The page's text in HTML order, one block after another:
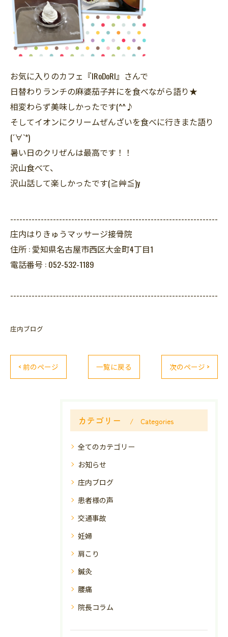
お気に入りのカフェ『IRoDoRI』さんで
日替わりランチの麻婆茄子丼にを食べながら語り★
相変わらず美味しかったです(^^♪
そしてイオンにクリームぜんざいを食べに行きまた語り
(´∀`*)
暑い日のクリぜんは最高です！！
沢山食べて、
沢山話して楽しかったです(≧艸≦)y
--------------------------------------------------------------------
庄内はりきゅうマッサージ接骨院
住所 : 愛知県名古屋市西区大金町4丁目1
電話番号 : 052-532-1189
--------------------------------------------------------------------
庄内ブログ
< 前のページ 一覧に戻る 次のページ >
カテゴリー Categories
全てのカテゴリー
お知らせ
庄内ブログ
患者様の声
交通事故
妊婦
肩こり
鍼灸
腰痛
院長コラム